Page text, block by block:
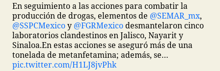
En seguimiento a las acciones para combatir la
producción de drogas, elementos de @SEMAR_mx,
@SSPCMexicoy @FGRMexicodesmantelaron cinco
laboratorios clandestinos en Jalisco, Nayarit y
Sinaloa.En estas acciones se aseguró más de una
tonelada de metanfetamina; además, se…
pic.twitter.com/H1LJ8jvPhk